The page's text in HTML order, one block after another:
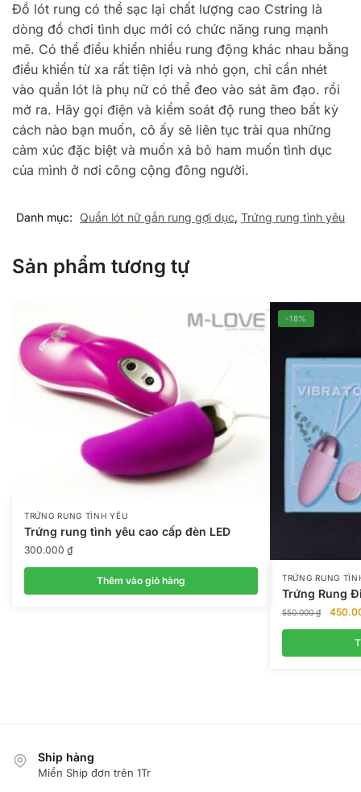
Đồ lót rung có thể sạc lại chất lượng cao Cstring là
dòng đồ chơi tình dục mới có chức năng rung mạnh
mẽ. Có thể điều khiển nhiều rung động khác nhau bằng
điều khiển từ xa rất tiện lợi và nhỏ gọn, chỉ cần nhét
vào quần lót là phụ nữ có thể đeo vào sát âm đạo. rồi
mở ra. Hãy gọi điện và kiểm soát độ rung theo bất kỳ
cách nào bạn muốn, cô ấy sẽ liên tục trải qua những
cảm xúc đặc biệt và muốn xả bỏ ham muốn tình dục
của mình ở nơi công cộng đông người.
Danh mục: Quần lót nữ gắn rung gợi dục, Trứng rung tình yêu
Sản phẩm tương tự
TRỨNG RUNG TÌNH YÊU
Trứng rung tình yêu cao cấp đèn LED
300.000 ₫
Thêm vào giỏ hàng
-18%
TRỨNG RUNG
Trứng Rung
550.000₫
Giá
Ship hàng
Miển Ship đơn trên 1Tr